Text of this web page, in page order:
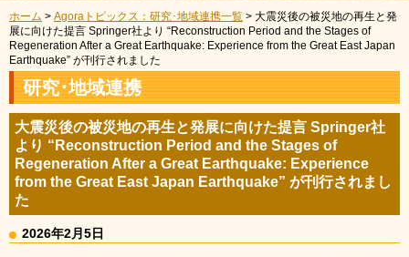
ホーム > Agoraトピックス：研究･地域連携一覧 > 大震災後の被災地の再生と発
展に向けた提言 Springer社より “Reconstruction Period and the Stages of
Regeneration After a Great Earthquake: Experience from the Great East Japan
Earthquake” が刊行されました
研究･地域連携
大震災後の被災地の再生と発展に向けた提言 Springer社
より “Reconstruction Period and the Stages of
Regeneration After a Great Earthquake: Experience
from the Great East Japan Earthquake” が刊行されまし
た
2026年2月5日